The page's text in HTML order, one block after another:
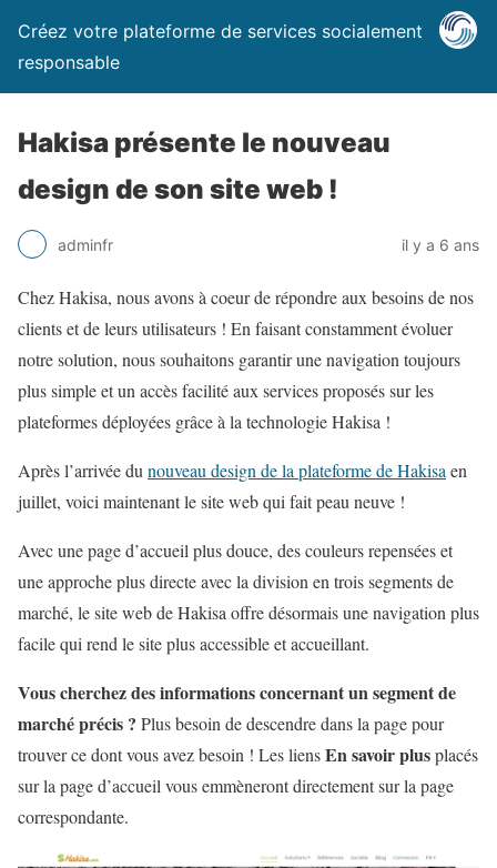
Créez votre plateforme de services socialement
responsable
Hakisa présente le nouveau
design de son site web !
adminfr il y a 6 ans
Chez Hakisa, nous avons à coeur de répondre aux besoins de nos
clients et de leurs utilisateurs ! En faisant constamment évoluer
notre solution, nous souhaitons garantir une navigation toujours
plus simple et un accès facilité aux services proposés sur les
plateformes déployées grâce à la technologie Hakisa !
Après l’arrivée du nouveau design de la plateforme de Hakisa en
juillet, voici maintenant le site web qui fait peau neuve !
Avec une page d’accueil plus douce, des couleurs repensées et
une approche plus directe avec la division en trois segments de
marché, le site web de Hakisa offre désormais une navigation plus
facile qui rend le site plus accessible et accueillant.
Vous cherchez des informations concernant un segment de
marché précis ? Plus besoin de descendre dans la page pour
trouver ce dont vous avez besoin ! Les liensEn savoirplusplacés
sur la page d’accueil vous emmèneront directement sur la page
correspondante.